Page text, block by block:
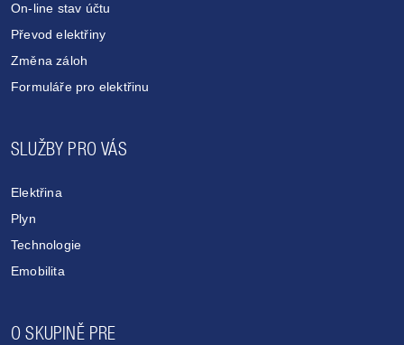
On-line stav účtu
Převod elektřiny
Změna záloh
Formuláře pro elektřinu
SLUŽBY PRO VÁS
Elektřina
Plyn
Technologie
Emobilita
O SKUPINĚ PRE